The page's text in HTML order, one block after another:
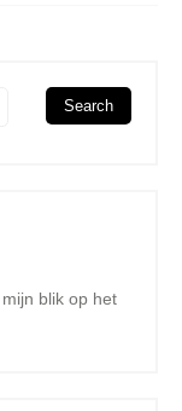
blik op het